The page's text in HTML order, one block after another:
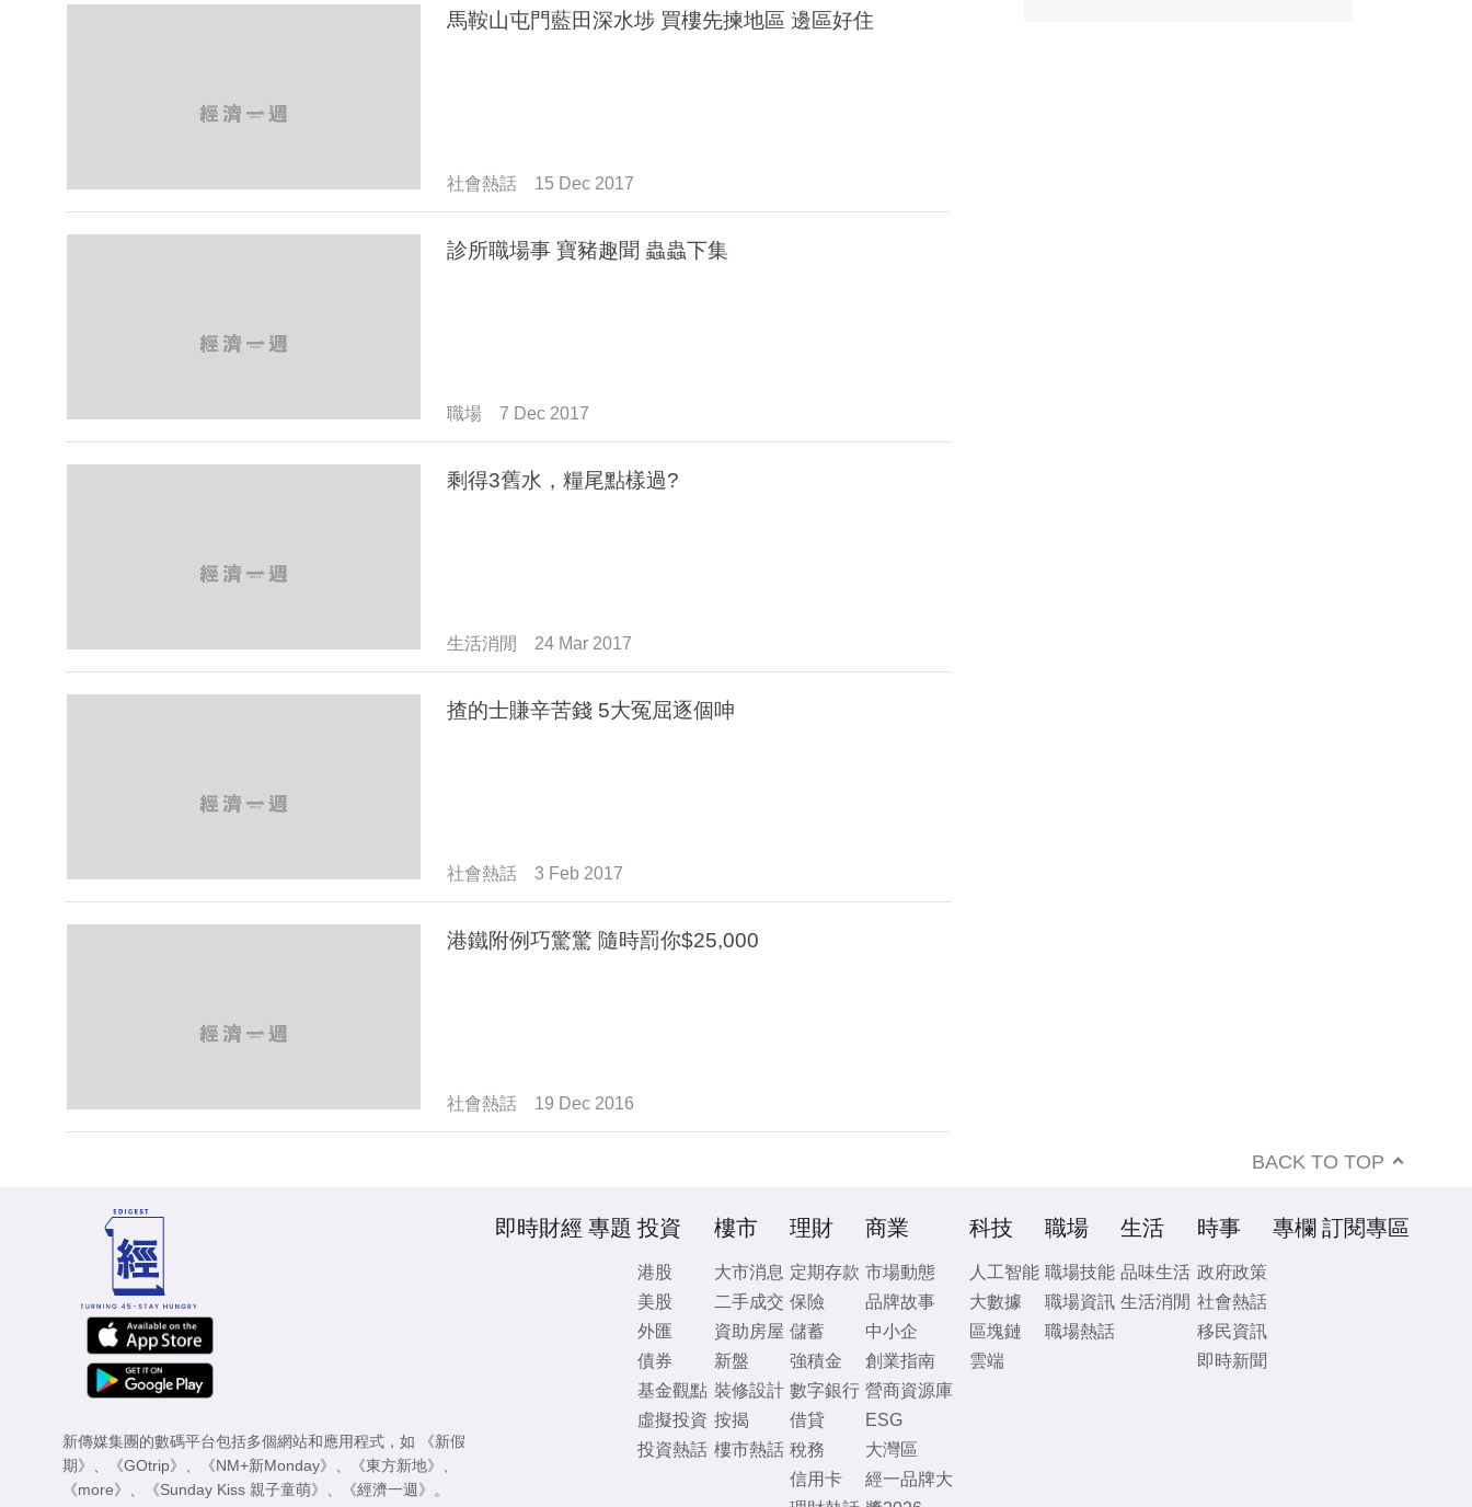
馬鞍山屯門藍田深水埗 買樓先揀地區 邊區好住
社會熱話 15 Dec 2017
診所職場事 寶豬趣聞 蟲蟲下集
職場 7 Dec 2017
剩得3舊水，糧尾點樣過?
生活消閒 24 Mar 2017
揸的士賺辛苦錢 5大冤屈逐個呻
社會熱話 3 Feb 2017
港鐵附例巧驚驚 隨時罰你$25,000
社會熱話 19 Dec 2016
BACK TO TOP
新傳媒集團的數碼平台包括多個網站和應用程式，如
《新假
期》
《GOtrip》 《NM+新Monday》 《東方新地》
《more》
《Sunday Kiss 親子童萌》 《經濟一週》 。
即時財經 專題 投資
港股
美股
外匯
債券
基金觀點
虛擬投資
投資熱話
樓市
大市消息
二手成交
資助房屋
新盤
裝修設計
按揭
樓市熱話
理財
定期存款
保險
儲蓄
強積金
數字銀行
借貸
稅務
信用卡
商業
市場動態
品牌故事
中小企
創業指南
營商資源庫
ESG
大灣區
經一品牌大
科技
人工智能
大數據
區塊鏈
雲端
職場
職場技能
職場資訊
職場熱話
生活
品味生活
生活消閒
時事
政府政策
社會熱話
移民資訊
即時新聞
專欄 訂閱專區